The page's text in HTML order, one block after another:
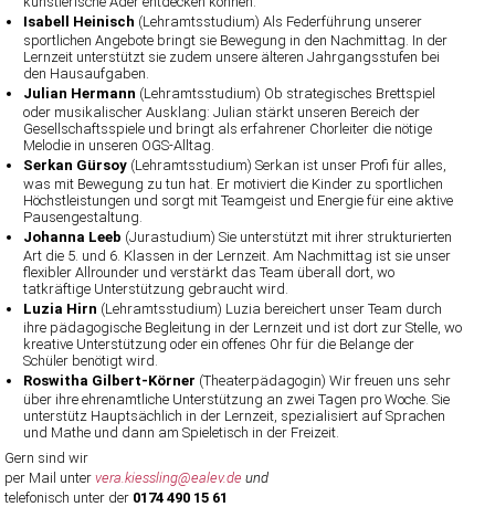
Isabell Heinisch (Lehramtsstudium) Als Federführung unserer
sportlichen Angebote bringt sie Bewegung in den Nachmittag. In der
Lernzeit unterstützt sie zudem unsere älteren Jahrgangsstufen bei
den Hausaufgaben.
Julian Hermann (Lehramtsstudium) Ob strategisches Brettspiel
oder musikalischer Ausklang: Julian stärkt unseren Bereich der
Gesellschaftsspiele und bringt als erfahrener Chorleiter die nötige
Melodie in unseren OGS-Alltag.
Serkan Gürsoy (Lehramtsstudium) Serkan ist unser Profi für alles,
was mit Bewegung zu tun hat. Er motiviert die Kinder zu sportlichen
Höchstleistungen und sorgt mit Teamgeist und Energie für eine aktive
Pausengestaltung.
Johanna Leeb (Jurastudium) Sie unterstützt mit ihrer strukturierten
Art die 5. und 6. Klassen in der Lernzeit. Am Nachmittag ist sie unser
flexibler Allrounder und verstärkt das Team überall dort, wo
tatkräftige Unterstützung gebraucht wird.
Luzia Hirn (Lehramtsstudium) Luzia bereichert unser Team durch
ihre pädagogische Begleitung in der Lernzeit und ist dort zur Stelle, wo
kreative Unterstützung oder ein offenes Ohr für die Belange der
Schüler benötigt wird.
Roswitha Gilbert-Körner (Theaterpädagogin) Wir freuen uns sehr
über ihre ehrenamtliche Unterstützung an zwei Tagen pro Woche. Sie
unterstütz Hauptsächlich in der Lernzeit, spezialisiert auf Sprachen
und Mathe und dann am Spieletisch in der Freizeit.
Gern sind wir
per Mail untervera.kiessling@ealev.de und
telefonisch unter der 0174 490 15 61